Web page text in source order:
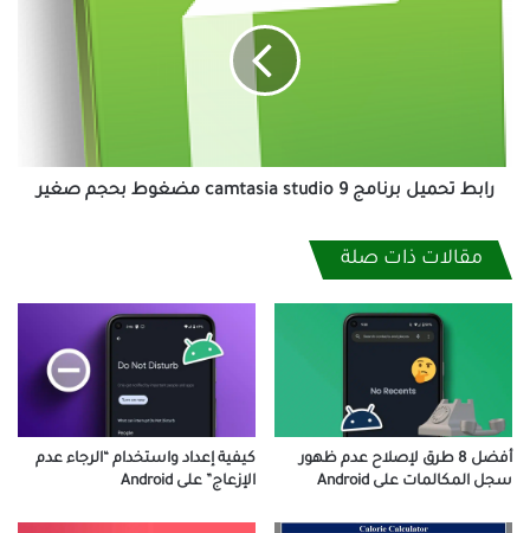
camtasia
studio
مضغوط
بحجم
صغير
رابط تحميل برنامج camtasia studio 9 مضغوط بحجم صغير
مقالات ذات صلة
أفضل 8 طرق لإصلاح عدم ظهور
سجل المكالمات على Android
كيفية إعداد واستخدام “الرجاء عدم
الإزعاج” على Android